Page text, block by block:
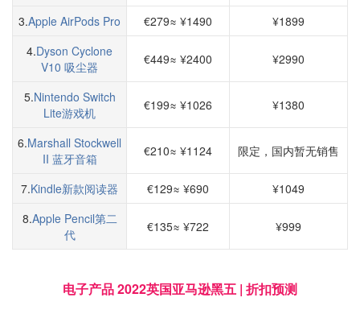
3.Apple AirPods Pro €279≈ ¥1490
¥1899
4.Dyson Cyclone
V10 吸尘器
€449≈ ¥2400 ¥2990
5.Nintendo Switch
Lite游戏机
€199≈ ¥1026 ¥1380
6.Marshall Stockwell
II 蓝牙音箱
€210≈ ¥1124 限定，国内暂无销售
7.Kindle新款阅读器 €129≈ ¥690
¥1049
8.Apple Pencil第二
代
€135≈ ¥722 ¥999
电子产品 2022英国亚马逊黑五 | 折扣预测